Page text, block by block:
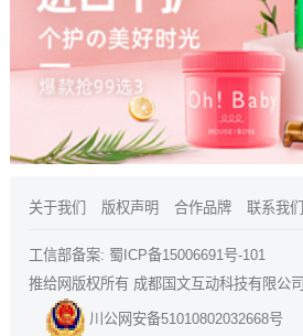
关于我们 版权声明 合作品牌 联系我们
工信部备案: 蜀ICP备15006691号-101
推给网版权所有 成都国文互动科技有限公司
川公网安备51010802032668号